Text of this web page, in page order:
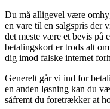
Du må alligevel være
en vare til en salgspris der
det meste være et bevis på
betalingskort er trods alt
dig imod falske internet
Generelt går vi ind for
en anden løsning kan du
såfremt du foretrækker at